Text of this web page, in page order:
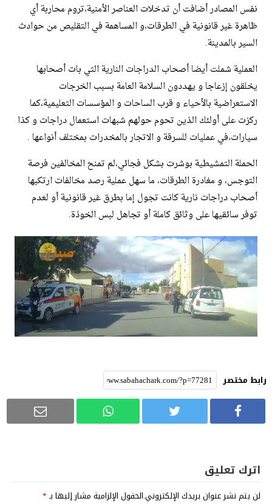
نفس المصادر أضافت أن تدخلات العناصر الأمنية،تروم محاربة أي
ظاهرة غير قانونية في الطرقات،و المساهمة في التقليص من حوادث
السير بالمدينة.
العملية شملت أيضا أصحاب الدراجات النارية التي بات أصحابها
يخلقون إزعاجا و يهددون السلامة العامة بسبب الخرجات
الاستعراضية بالأحياء و قرب الساحات و المؤسسات التعليمية،كما
ركزت على أولئك الذين تحوم حولهم شبهات استعمال دراجات و كذا
سيارات،في عمليات للسرقة و الاتجار بالمخدرات بمختلف أنواعها .
الحملة التمشيطية بوشرت بشكل فجائي،لم تمنح المخالفين فرصة
التوجس، و مغادرة الطرقات، ما سهل عملية رصد مخالفات ارتكبها
أصحاب دراجات نارية كانت تجول إما بطرق غير قانونية أو لعدم
توفر سائقيها على وثائق كاملة أو تجاهل لبس الخوذة.
رابط مختصر
اترك تعليق
لن يتم نشر عنوان بريدك الإلكتروني.الحقول الإلزامية مشار إليها بـ*